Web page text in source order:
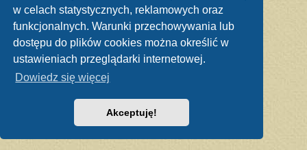
w celach statystycznych, reklamowych oraz
funkcjonalnych. Warunki przechowywania lub
dostępu do plików cookies można określić w
ustawieniach przeglądarki internetowej.
Dowiedz się więcej
Akceptuję!